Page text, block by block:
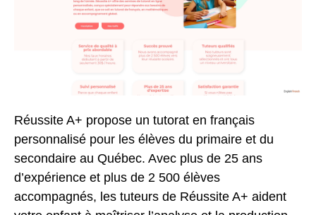
Réussite A+ propose un tutorat en français
personnalisé pour les élèves du primaire et du
secondaire au Québec. Avec plus de 25 ans
d’expérience et plus de 2 500 élèves
accompagnés, les tuteurs de Réussite A+ aident